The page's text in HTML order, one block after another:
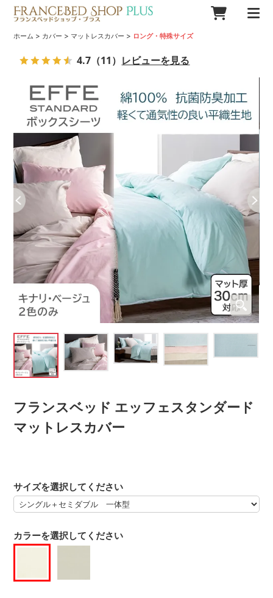
ホーム > カバー > マットレスカバー > ロング・特殊サイズ
フランスベッド エッフェスタンダード
マットレスカバー
カラーを選択してください
サイズを選択してください
4.7 （11） レビューを見る